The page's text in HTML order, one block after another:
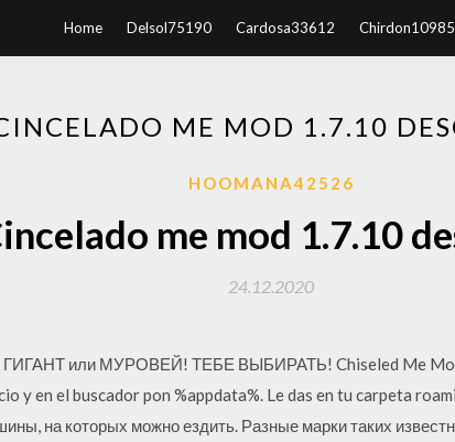
Home Delsol75190 Cardosa33612 Chirdon10985
ME MOD 1.7.10
HOOMANA42526
me mod 1.7.10
24.12.2020
ГИГАНТ или МУРОВЕЙ! ТЕБЕ ВЫБИРАТЬ! Chiseled Me
y en el buscador pon %appdata%. Le das en tu carpeta
на которых можно ездить. Разные марки таких